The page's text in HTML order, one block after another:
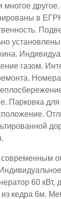
многое
в
газом.
Парковка
60 кВт,
кедра 6м.